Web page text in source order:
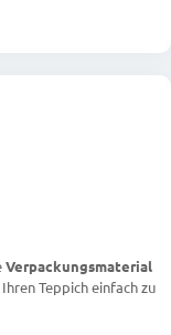
Verpackungsmaterial
Teppich einfach zu